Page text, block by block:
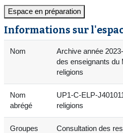
Espace en préparation
Informations sur
Nom
Archive année
des enseignants du
religions
Nom
abrégé
UP1-C-ELP-
religions
Groupes
Consultation des